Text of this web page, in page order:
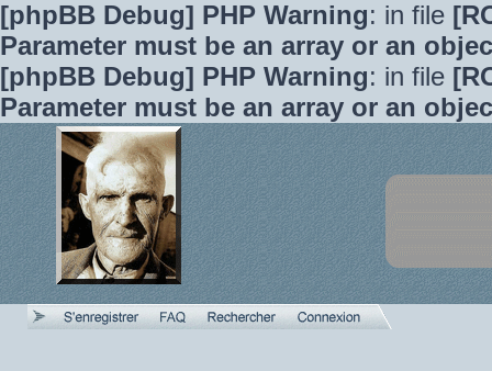
[phpBB Debug] PHP Warning: in file
Parameter must be an array or an
[phpBB Debug] PHP Warning: in file
Parameter must be an array or an